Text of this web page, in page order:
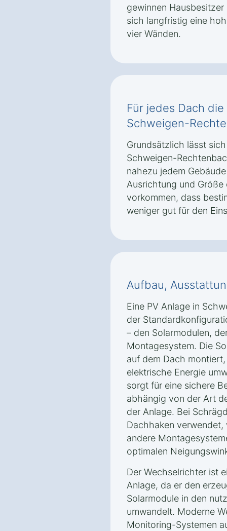
gewinnen
sich langfristig eine
vier Wänden.
Für jedes Dach
Schweigen-
Grundsätzlich lässt
Schweigen-
nahezu jedem
Ausrichtung und
vorkommen, dass
weniger gut für den
Aufbau,
Eine PV Anlage in
der
– den Solarmodulen,
Montagesystem. Die
auf dem Dach
elektrische Energie
sorgt für eine sichere
abhängig von der Art
der Anlage. Bei
Dachhaken
andere
optimalen
Der Wechselrichter ist
Anlage, da er den
Solarmodule in den
umwandelt. Moderne
Monitoring-Systemen